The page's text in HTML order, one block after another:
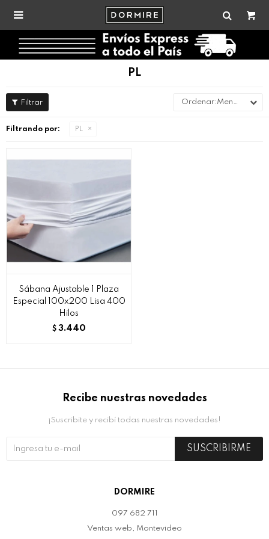

PL
Menor precio
Filtrando por: PL
Sábana Ajustable 1 Plaza
Especial 100x200 Lisa 400
Hilos
$ 3.440
DORMIRE
097 682 711
Ventas web, Montevideo
Recibe nuestras novedades
¡Suscribite y recibí todas nuestras novedades!
SUSCRIBIRME